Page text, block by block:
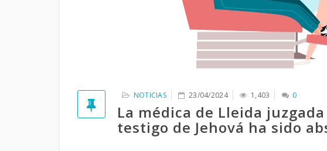
NOTICIAS 23/04/2024 1,403 0
La médica de Lleida
testigo de Jehová ha sido